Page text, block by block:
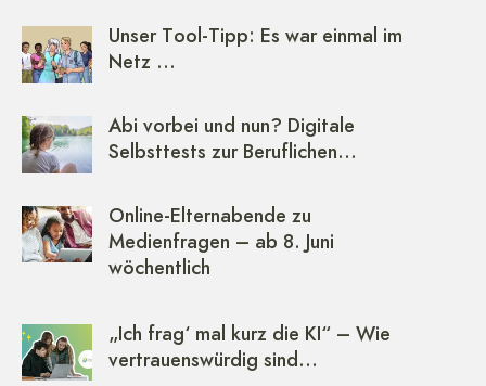
Unser Tool-Tipp: Es war einmal im
Netz …
Abi vorbei und nun? Digitale
Selbsttests zur Beruflichen…
Online-Elternabende zu
Medienfragen – ab 8. Juni
wöchentlich
„Ich frag‘ mal kurz die KI“ – Wie
vertrauenswürdig sind…